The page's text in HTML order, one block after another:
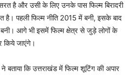
है और उसी के लिए उनके पास फिल्म बिरादरी
है। पहली फिल्म नीति 2015 में बनी, इसके बाद
आगे भी इसमें फिल्म क्षेत्र से जुड़े लोगों के
जाएंगे।
बताया कि उत्तराखंड में फिल्म शूटिंग की अपार